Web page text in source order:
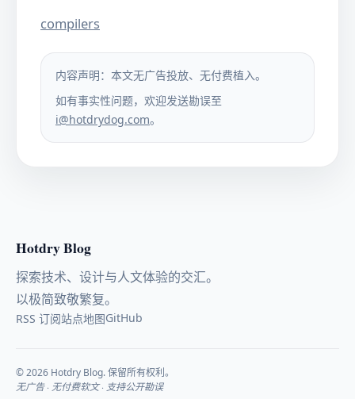
compilers
内容声明：本文无广告投放、无付费植入。
如有事实性问题，欢迎发送勘误至
i@hotdrydog.com。
Hotdry Blog
探索技术、设计与人文体验的交汇。
以极简致敬繁复。
RSS 订阅站点地图GitHub
© 2026 Hotdry Blog. 保留所有权利。
无广告 · 无付费软文 · 支持公开勘误